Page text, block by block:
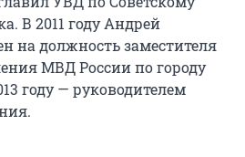
В 2011 году Андрей
на должность заместителя
МВД России по городу
году — руководителем